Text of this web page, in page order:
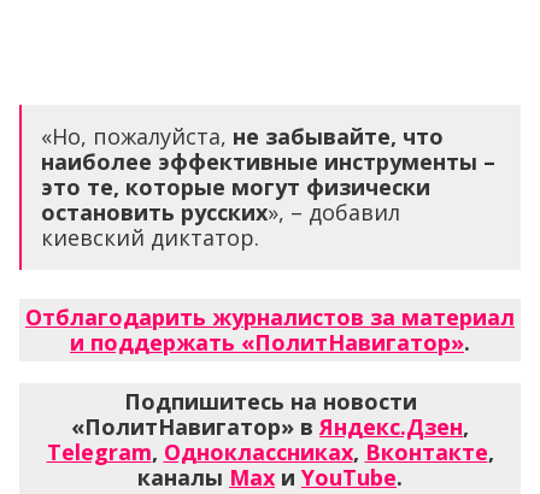
«Но, пожалуйста, не забывайте, что
наиболее эффективные инструменты –
это те, которые могут физически
остановить русских», – добавил
киевский диктатор.
Отблагодарить журналистов за материал
и поддержать «ПолитНавигатор».
Подпишитесь на новости
«ПолитНавигатор» вЯндекс.Дзен,
Telegram, Одноклассниках, Вконтакте,
каналы Max и YouTube.